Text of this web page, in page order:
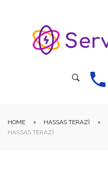
HOME HASSAS TERAZI
HASSAS TERAZI